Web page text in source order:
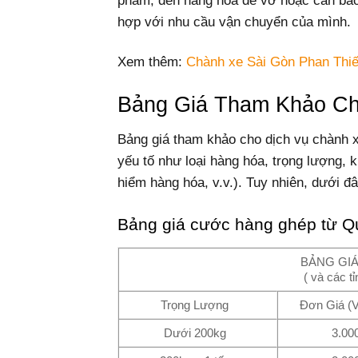
hợp với nhu cầu vận chuyển của mình.
Xem thêm: Chành xe Sài Gòn Phan
Bảng Giá Tham Khảo
Bảng giá tham khảo cho dịch vụ
yếu tố như loại hàng hóa, trọng lượng,
hiểm hàng hóa, v.v.). Tuy nhiên, dưới
Bảng giá cước hàng ghép từ
BẢNG
( và các
Trọng Lượng Đơn Giá
Dưới 200kg